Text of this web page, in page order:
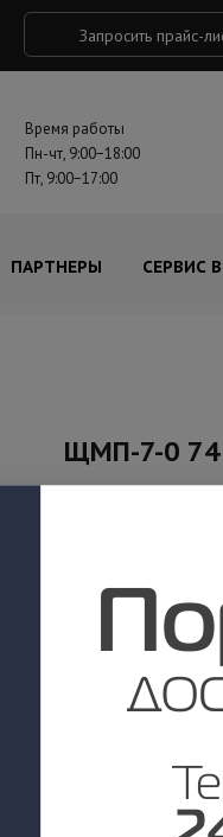
Запросить прайс-
Время работы
Пн-чт, 9:00−18:00
Пт, 9:00−17:00
ПАРТНЕРЫ СЕРВИС
ЩМП-7-0 74
Цена по запросу